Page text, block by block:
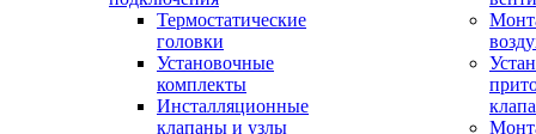
Термостатические
головки
Установочные
комплекты
Инсталляционные
клапаны и узлы